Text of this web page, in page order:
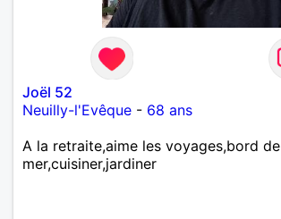
Joël 52
Neuilly-l'Evêque - 68 ans
A la retraite,aime les voyages,bord de
mer,cuisiner,jardiner